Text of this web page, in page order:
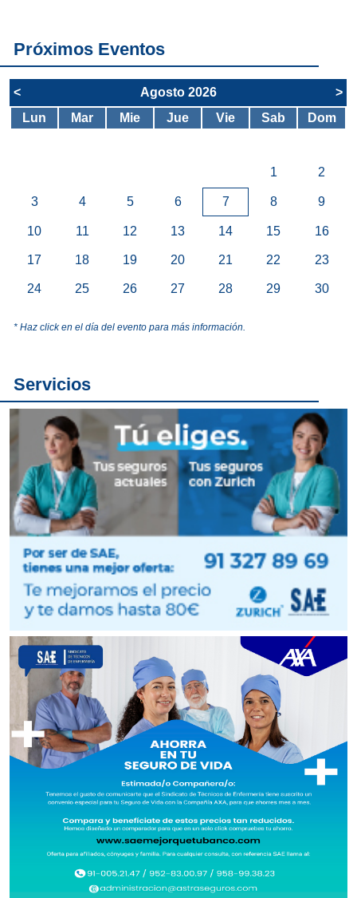
Próximos Eventos
< Agosto 2026
>
Lun
Mar Mie Jue Vie Sab Dom
1 2
3 4 5 6 7 8 9
10 11 12 13 14 15 16
17 18 19 20 21 22 23
24 25 26 27 28 29 30
* Haz click en el día del evento para más información.
Servicios